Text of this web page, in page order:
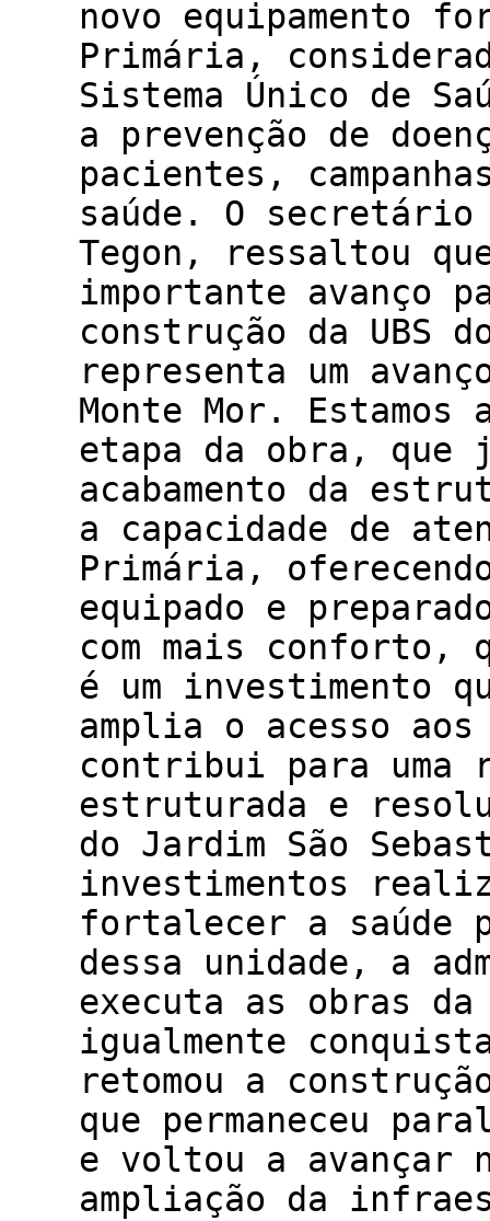
novo equipamento
Primária,
Sistema Único de
a prevenção de
pacientes,
saúde. O secretário
Tegon, ressaltou
importante avanço
construção da UBS
representa um
Monte Mor. Estamos
etapa da obra, que
acabamento da
a capacidade de
Primária, oferecendo
equipado e
com mais conforto,
é um investimento
amplia o acesso
contribui para uma
estruturada e
do Jardim São
investimentos
fortalecer a saúde
dessa unidade, a
executa as obras da
igualmente
retomou a
que permaneceu
e voltou a avançar
ampliação da